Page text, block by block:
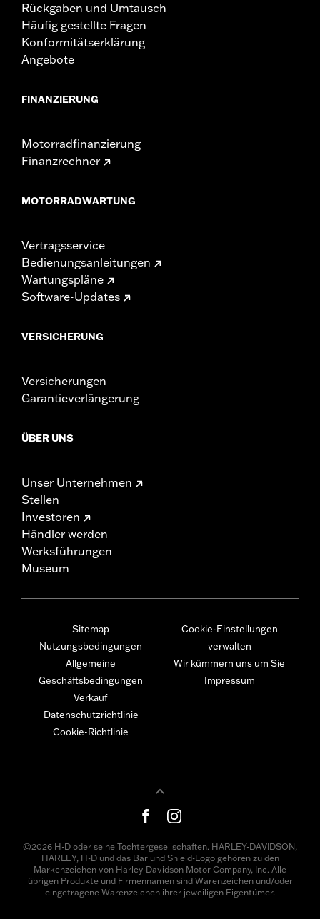
Rückgaben und Umtausch
Häufig gestellte Fragen
Konformitätserklärung
Angebote
FINANZIERUNG
Motorradfinanzierung
Finanzrechner
MOTORRADWARTUNG
Vertragsservice
Bedienungsanleitungen
Wartungspläne
Software-Updates
VERSICHERUNG
Versicherungen
Garantieverlängerung
ÜBER UNS
Unser Unternehmen
Stellen
Investoren
Händler werden
Werksführungen
Museum
Sitemap
Nutzungsbedingungen
Allgemeine
Geschäftsbedingungen
Verkauf
Datenschutzrichtlinie
Cookie-Richtlinie
Cookie-Einstellungen
verwalten
Wir kümmern uns um Sie
Impressum
©2026 H-D oder seine Tochtergesellschaften. HARLEY-DAVIDSON,
HARLEY, H-D und das Bar und Shield-Logo gehören zu den
Markenzeichen von Harley-Davidson Motor Company, Inc. Alle
übrigen Produkte und Firmennamen sind Warenzeichen und/oder
eingetragene Warenzeichen ihrer jeweiligen Eigentümer.